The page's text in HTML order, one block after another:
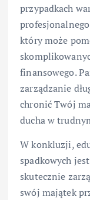
przypadkach
który może
finansowego.
zarządzanie
chronić Twój
ducha w
W konkluzji,
spadkowych
skutecznie
swój majątek